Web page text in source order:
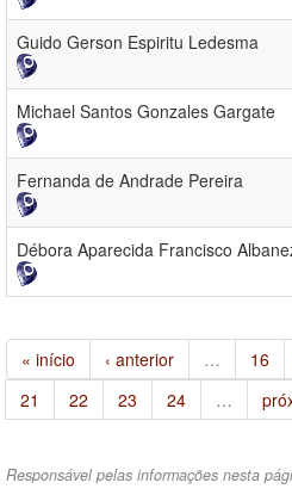
Guido Gerson Espiritu Ledesma
Michael Santos Gonzales Gargate
Fernanda de Andrade Pereira
Débora Aparecida Francisco
« início ‹ anterior … 16
21
22 23 24 …
Responsável pelas informações nesta